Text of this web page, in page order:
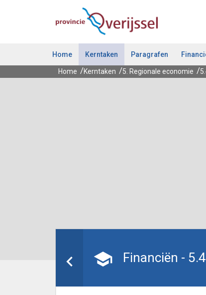
Ga naar de inhoud van deze pagina.
Home Kerntaken Paragrafen
Home Kerntaken 5. Regionale economie
Financiën -